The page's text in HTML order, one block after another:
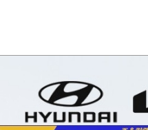
수입차 정비상담